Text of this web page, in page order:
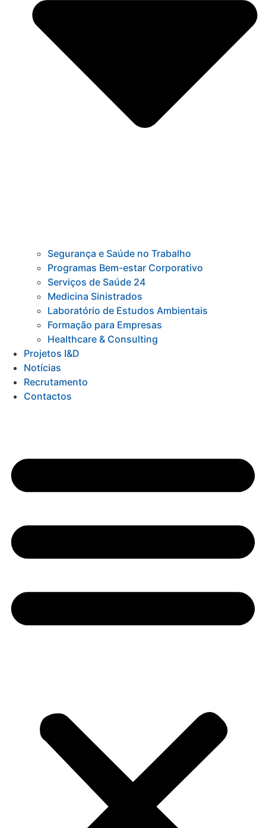
Segurança e Saúde no Trabalho
Programas Bem-estar Corporativo
Serviços de Saúde 24
Medicina Sinistrados
Laboratório de Estudos Ambientais
Formação para Empresas
Healthcare & Consulting
Projetos I&D
Notícias
Recrutamento
Contactos